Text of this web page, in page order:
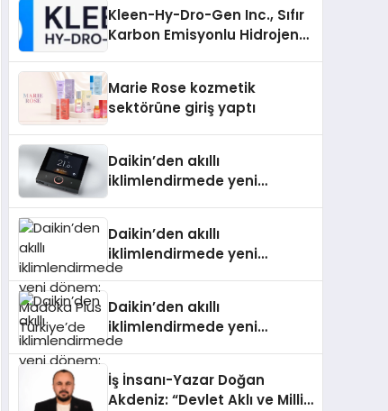
Kleen-Hy-Dro-Gen Inc., Sıfır
Karbon Emisyonlu Hidrojen
Aldı
Marie Rose kozmetik
sektörüne giriş yaptı
Daikin’den akıllı
iklimlendirmede yeni
Daikin’den akıllı
iklimlendirmede yeni
dönem: Madoka Plus
Daikin’den akıllı
iklimlendirmede yeni
dönem: Madoka Plus
İş İnsanı-Yazar Doğan
Akdeniz: “Devlet Aklı ve Milli